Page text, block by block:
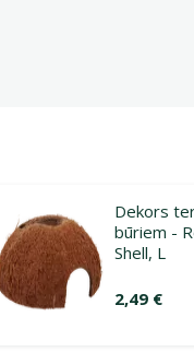
grozam
Dekors
būriem -
Shell, L
2,49 €